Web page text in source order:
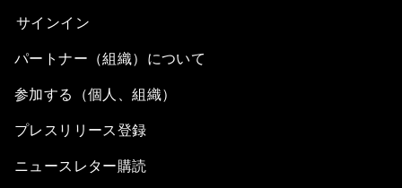
サインイン
パートナー（組織）について
参加する（個人、組織）
プレスリリース登録
ニュースレター購読